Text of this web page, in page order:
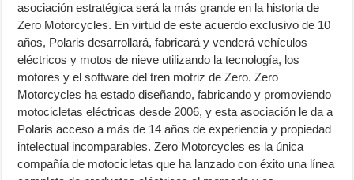
asociación estratégica será la más grande en la historia de
Zero Motorcycles. En virtud de este acuerdo exclusivo de 10
años, Polaris desarrollará, fabricará y venderá vehículos
eléctricos y motos de nieve utilizando la tecnología, los
motores y el software del tren motriz de Zero. Zero
Motorcycles ha estado diseñando, fabricando y promoviendo
motocicletas eléctricas desde 2006, y esta asociación le da a
Polaris acceso a más de 14 años de experiencia y propiedad
intelectual incomparables. Zero Motorcycles es la única
compañía de motocicletas que ha lanzado con éxito una línea